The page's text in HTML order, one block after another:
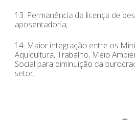
13. Permanência da licença de
aposentadoria;
14. Maior integração entre os
Aquicultura, Trabalho, Meio
Social para diminuição da
setor;